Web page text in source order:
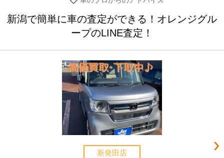
新潟で簡単に車の査定ができる！オレンジグル
ープのLINE査定！
新発田店